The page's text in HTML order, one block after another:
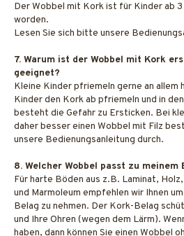
Der Wobbel mit Kork ist für Kinder ab
worden.
Lesen Sie sich bitte unsere
7. Warum ist der Wobbel mit Kork
geeignet?
Kleine Kinder pfriemeln gerne an allem
Kinder den Kork ab pfriemeln und in
besteht die Gefahr zu Ersticken. Bei
daher besser einen Wobbel mit Filz
unsere Bedienungsanleitung durch.
8. Welcher Wobbel passt zu meinem
Für harte Böden aus z.B. Laminat,
und Marmoleum empfehlen wir Ihnen
Belag zu nehmen. Der Kork-Belag
und Ihre Ohren (wegen dem Lärm).
haben, dann können Sie einen Wobbel